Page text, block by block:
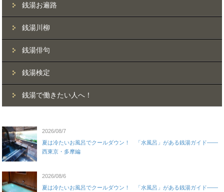
銭湯お遍路
銭湯川柳
銭湯俳句
銭湯検定
銭湯で働きたい人へ！
2026/08/7
夏は冷たいお風呂でクールダウン！ 「水風呂」がある銭湯ガイド——
西東京・多摩編
2026/08/6
夏は冷たいお風呂でクールダウン！ 「水風呂」がある銭湯ガイド——